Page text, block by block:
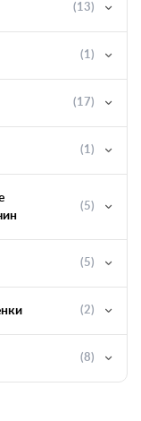
(13)
(1)
(17)
(1)
(5)
(5)
(2)
(8)